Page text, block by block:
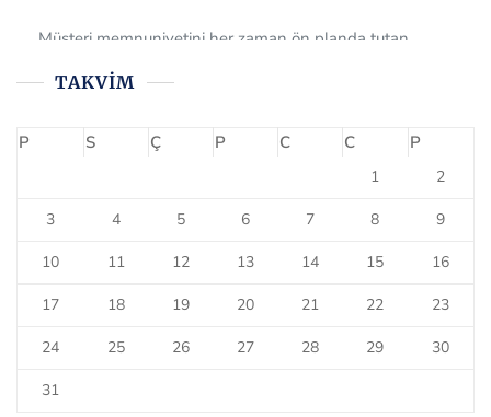
teşekkür ederiz.
TAKVIM
P S Ç P C C P
1 2
3 4 5 6 7 8 9
10 11 12 13 14 15 16
17 18 19 20 21 22 23
24 25 26 27 28 29 30
31